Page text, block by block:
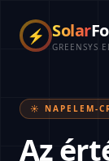
⚡ Solar
GREENSYS
☀️ NAPELEM-
Az